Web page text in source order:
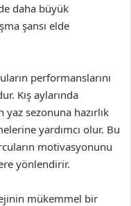
daha büyük
şansı elde
performanslarını
Kış aylarında
sezonuna hazırlık
yardımcı olur. Bu
motivasyonunu
yönlendirir.
mükemmel bir